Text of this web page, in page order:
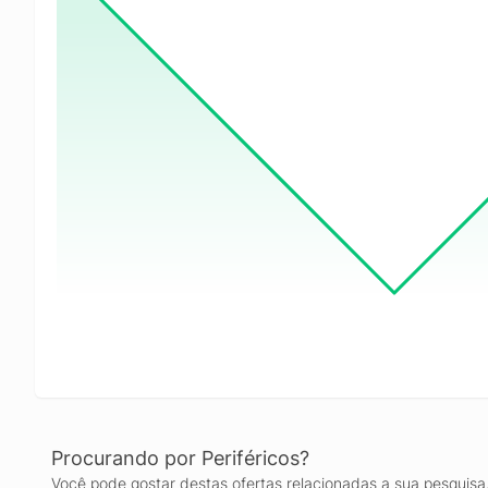
Procurando por Periféricos?
Você pode gostar destas ofertas relacionadas a sua